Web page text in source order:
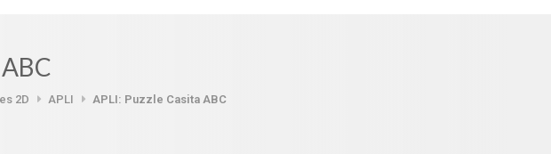
2D APLI APLI: Puzzle Casita ABC